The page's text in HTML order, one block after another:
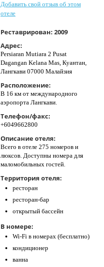
Добавить свой отзыв об этом
отеле
Реставрирован: 2009
Адрес:
Persiaran Mutiara 2 Pusat
Dagangan Kelana Mas, Куантан,
Лангкави 07000 Малайзия
Расположение:
В 16 км от международного
аэропорта Лангкави.
Телефон/факс:
+6049662800
Описание отеля:
Всего в отеле 275 номеров и
люксов. Доступны номера для
маломобильных гостей.
Территория отеля:
ресторан
ресторан-бар
открытый бассейн
В номере:
Wi-Fi в номерах (бесплатно)
кондиционер
ванна